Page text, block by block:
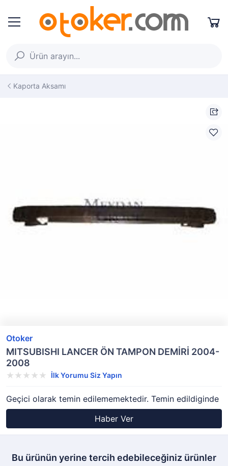
Kaporta Aksamı
Otoker
MITSUBISHI LANCER ÖN TAMPON DEMİRİ 2004-
2008
İlk Yorumu Siz Yapın
Geçici olarak temin edilememektedir. Temin edildiginde
Haber Ver
Bu ürünün yerine tercih edebileceğiniz ürünler